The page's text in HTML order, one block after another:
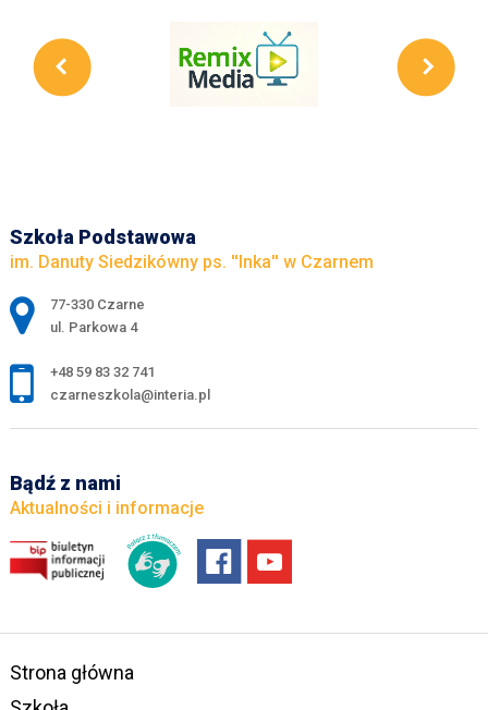
Szkoła Podstawowa
im. Danuty Siedzikówny ps. ''Inka'' w Czarnem
Adres pocztowy:
77-330 Czarne
ul. Parkowa 4
+48 59 83 32 741
czarneszkola@interia.pl
Bądź z nami
Aktualności i informacje
Strona główna